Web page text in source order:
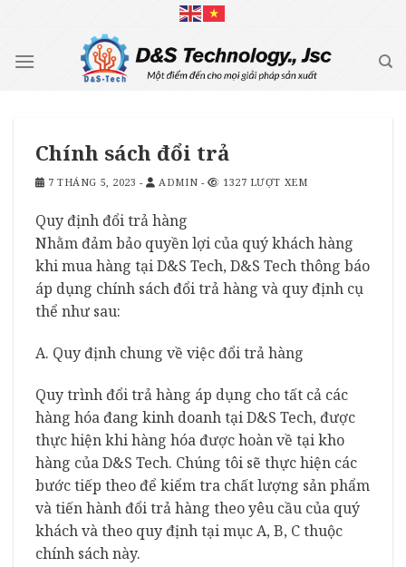
content
Chính sách đổi trả
7 THÁNG 5, 2023 - ADMIN - 1327 LƯỢT XEM
Quy định đổi trả hàng
Nhằm đảm bảo quyền lợi của quý khách hàng
khi mua hàng tại D&S Tech, D&S Tech thông báo
áp dụng chính sách đổi trả hàng và quy định cụ
thể như sau:
A. Quy định chung về việc đổi trả hàng
Quy trình đổi trả hàng áp dụng cho tất cả các
hàng hóa đang kinh doanh tại D&S Tech, được
thực hiện khi hàng hóa được hoàn về tại kho
hàng của D&S Tech. Chúng tôi sẽ thực hiện các
bước tiếp theo để kiểm tra chất lượng sản phẩm
và tiến hành đổi trả hàng theo yêu cầu của quý
khách và theo quy định tại mục A, B, C thuộc
chính sách này.